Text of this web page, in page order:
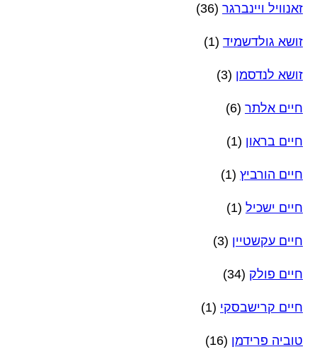
זאנוויל ויינברגר (36)
זושא גולדשמיד (1)
זושא לנדסמן (3)
חיים אלתר (6)
חיים בראון (1)
חיים הורביץ (1)
חיים ישכיל (1)
חיים עקשטיין (3)
חיים פולק (34)
חיים קרישבסקי (1)
טוביה פרידמן (16)